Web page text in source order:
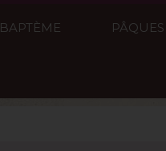
BAPTÈME PÂQUES